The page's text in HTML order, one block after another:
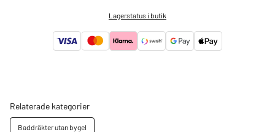
Lagerstatus i butik
Relaterade kategorier
Baddräkter utan bygel